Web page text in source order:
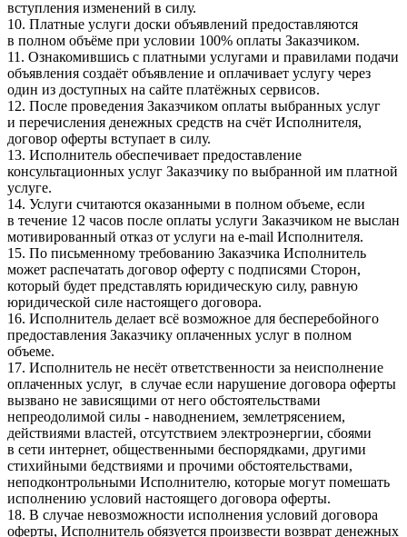
вступления изменений в силу.
10. Платные услуги доски объявлений предоставляются
в полном объёме при условии 100% оплаты Заказчиком.
11. Ознакомившись с платными услугами и правилами подачи
объявления создаёт объявление и оплачивает услугу через
один из доступных на сайте платёжных сервисов.
12. После проведения Заказчиком оплаты выбранных услуг
и перечисления денежных средств на счёт Исполнителя,
договор оферты вступает в силу.
13. Исполнитель обеспечивает предоставление
консультационных услуг Заказчику по выбранной им платной
услуге.
14. Услуги считаются оказанными в полном объеме, если
в течение 12 часов после оплаты услуги Заказчиком не выслан
мотивированный отказ от услуги на e-mail Исполнителя.
15. По письменному требованию Заказчика Исполнитель
может распечатать договор оферту с подписями Сторон,
который будет представлять юридическую силу, равную
юридической силе настоящего договора.
16. Исполнитель делает всё возможное для бесперебойного
предоставления Заказчику оплаченных услуг в полном
объеме.
17. Исполнитель не несёт ответственности за неисполнение
оплаченных услуг, в случае если нарушение договора оферты
вызвано не зависящими от него обстоятельствами
непреодолимой силы - наводнением, землетрясением,
действиями властей, отсутствием электроэнергии, сбоями
в сети интернет, общественными беспорядками, другими
стихийными бедствиями и прочими обстоятельствами,
неподконтрольными Исполнителю, которые могут помешать
исполнению условий настоящего договора оферты.
18. В случае невозможности исполнения условий договора
оферты, Исполнитель обязуется произвести возврат денежных